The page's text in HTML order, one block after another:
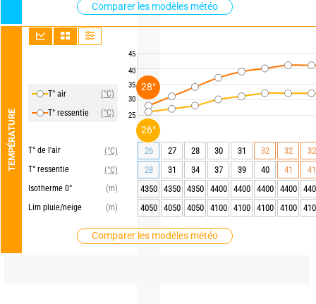
Comparer les modèles météo
TEMPÉRATURE
T° air
(°C)
T° ressentie
(°C)
T° de l'air
(°C)
T° ressentie
(°C)
Isotherme 0°
(m)
Lim pluie/neige
(m)
Comparer les modèles météo
45
40
35
30
25
26 27 28 30 31 32 32
32
28
31 34 37 39 40 41
41
4350
4350 4350 4400 4400 4400 4400
4050
4050 4050 4100 4100 4100 4100
26°
28°